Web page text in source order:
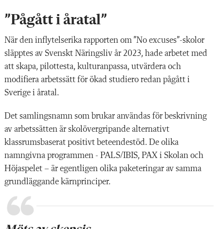
”Pågått i åratal”
När den inflytelserika rapporten om ”No excuses”-skolor
släpptes av Svenskt Näringsliv år 2023, hade arbetet med
att skapa, pilottesta, kulturanpassa, utvärdera och
modifiera arbetssätt för ökad studiero redan pågått i
Sverige i åratal.
Det samlingsnamn som brukar användas för beskrivning
av arbetssätten är skolövergripande alternativt
klassrumsbaserat positivt beteendestöd. De olika
namngivna programmen - PALS/IBIS, PAX i Skolan och
Höjaspelet – är egentligen olika paketeringar av samma
grundläggande kärnprinciper.